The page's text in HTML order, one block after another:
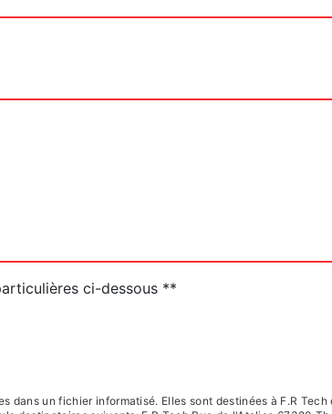
ci-dessous **
dans un fichier informatisé. Elles sont destinées à F.R Tech